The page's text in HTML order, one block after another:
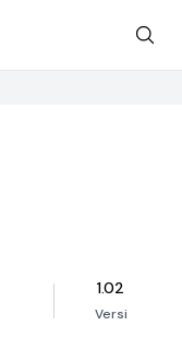
1.02
Versi